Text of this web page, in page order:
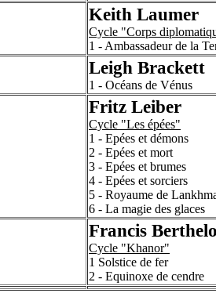
Keith Laumer
Cycle "Corps
1 - Ambassadeur de la
Leigh Brackett
1 - Océans de Vénus
Fritz Leiber
Cycle "Les épées"
1 - Epées et démons
2 - Epées et mort
3 - Epées et brumes
4 - Epées et sorciers
5 - Royaume de
6 - La magie des glaces
Francis
Cycle "Khanor"
1 Solstice de fer
2 - Equinoxe de cendre